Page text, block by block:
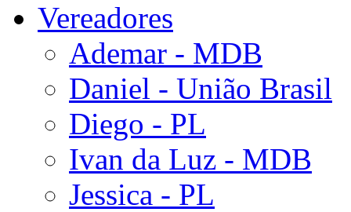
Vereadores
Ademar - MDB
Daniel - União Brasil
Diego - PL
Ivan da Luz - MDB
Jessica - PL